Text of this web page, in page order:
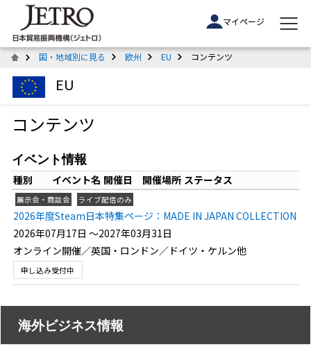
マイページ
国・地域別に見る 欧州 EU コンテンツ
EU
コンテンツ
イベント情報
種別
イベント名 開催日 開催場所 ステータス
展示会・商談会 ライブ配信のみ
2026年度Steam日本特集ページ：MADE IN JAPAN COLLECTION
2026年07月17日 ～2027年03月31日
オンライン開催／英国・ロンドン／ドイツ・ケルン他
申し込み受付中
海外ビジネス情報